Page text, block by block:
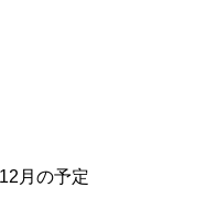
月の予定